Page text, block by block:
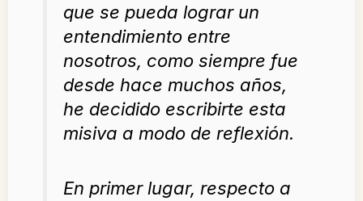
que se pueda lograr un
entendimiento entre
nosotros, como siempre fue
desde hace muchos años,
he decidido escribirte esta
misiva a modo de reflexión.
En primer lugar, respecto a